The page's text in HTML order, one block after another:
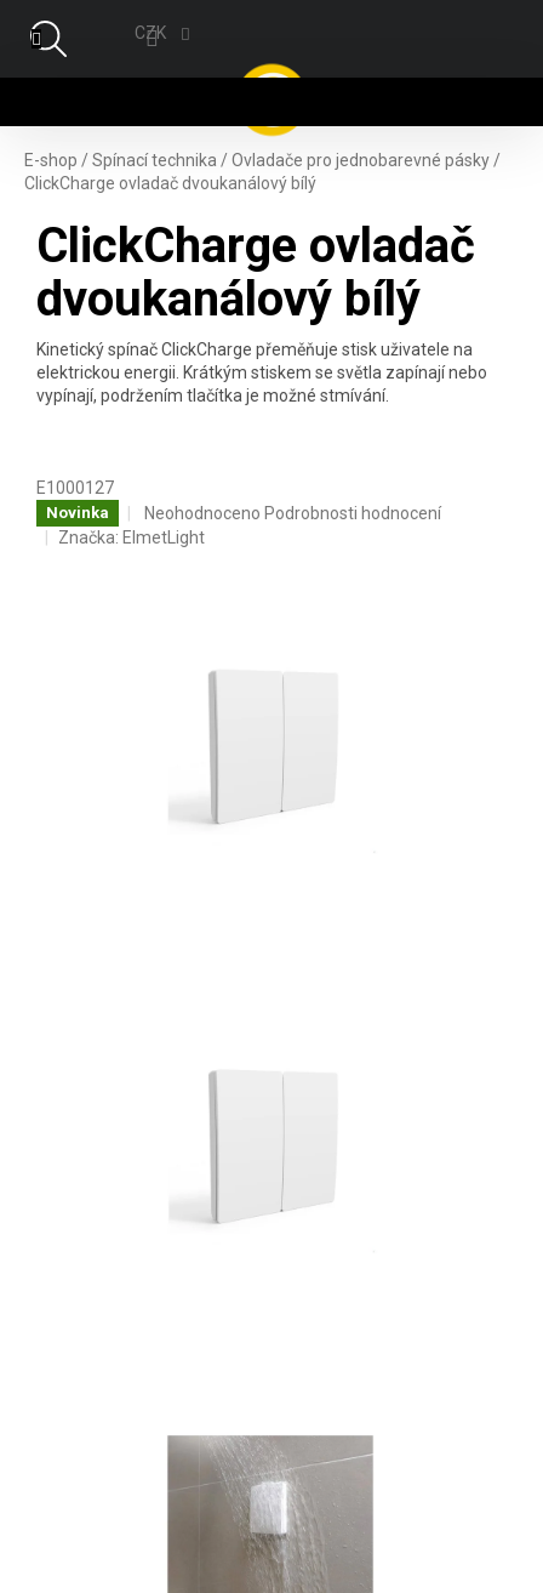
CZK
E-shop /Spínací technika /Ovladače pro jednobarevné pásky /
ClickCharge ovladač dvoukanálový bílý
ClickCharge ovladač
dvoukanálový bílý
Kinetický spínač ClickCharge přeměňuje stisk uživatele na
elektrickou energii. Krátkým stiskem se světla zapínají nebo
vypínají, podržením tlačítka je možné stmívání.
E1000127
Novinka Průměrné hodnocení produktu je 0,0 z 5 hvězdiček.
Neohodnoceno Podrobnosti hodnocení
Značka: ElmetLight